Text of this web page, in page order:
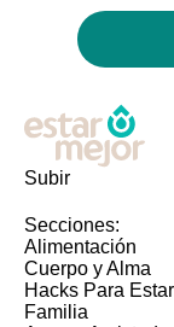
Subir
Secciones:
Alimentación
Cuerpo y Alma
Hacks Para
Familia